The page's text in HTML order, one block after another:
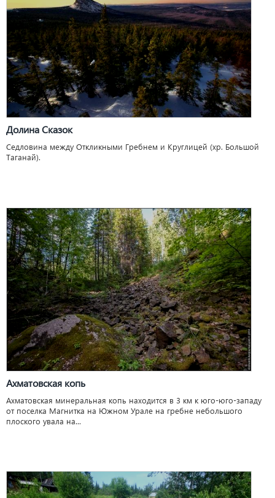
Долина Сказок
Седловина между Откликными Гребнем и Круглицей (хр. Большой
Таганай).
Ахматовская копь
Ахматовская минеральная копь находится в 3 км к юго-юго-западу
от поселка Магнитка на Южном Урале на гребне небольшого
плоского увала на...